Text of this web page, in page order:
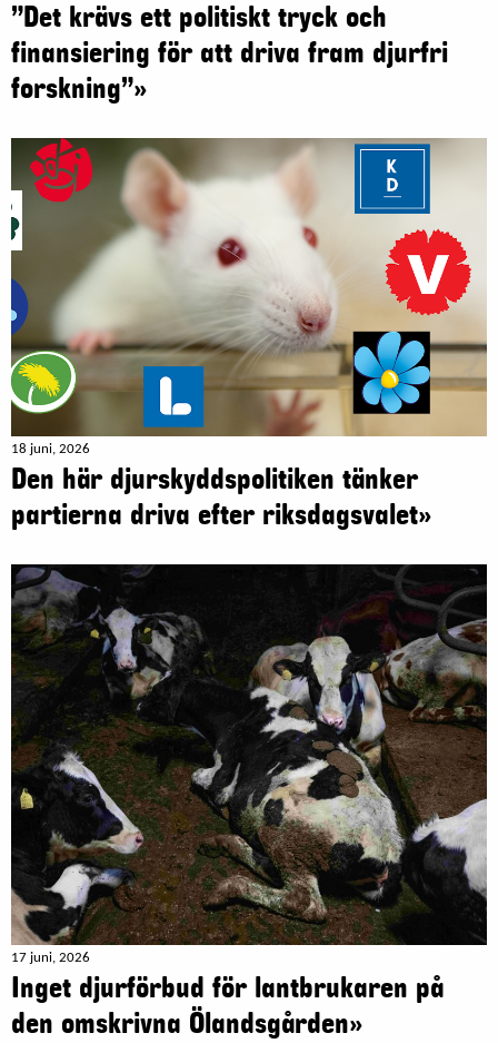
”Det krävs ett politiskt tryck och
finansiering för att driva fram djurfri
forskning”»
18 juni, 2026
Den här djurskyddspolitiken tänker
partierna driva efter riksdagsvalet»
17 juni, 2026
Inget djurförbud för lantbrukaren på
den omskrivna Ölandsgården»